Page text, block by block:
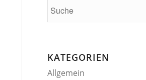
KATEGORIEN
Allgemein